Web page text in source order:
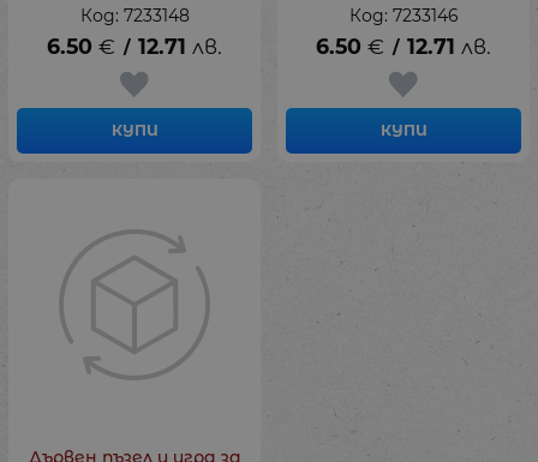
Код: 7233148
6.50 € / 12.71 лв.
КУПИ
Код: 7233146
6.50 € / 12.71 лв.
КУПИ
Дървен пъзел и игра за